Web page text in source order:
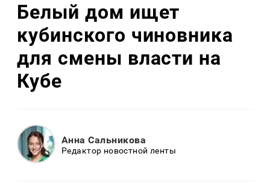
Белый дом ищет
кубинского чиновника
для смены власти на
Кубе
Анна Сальникова
Редактор новостной ленты